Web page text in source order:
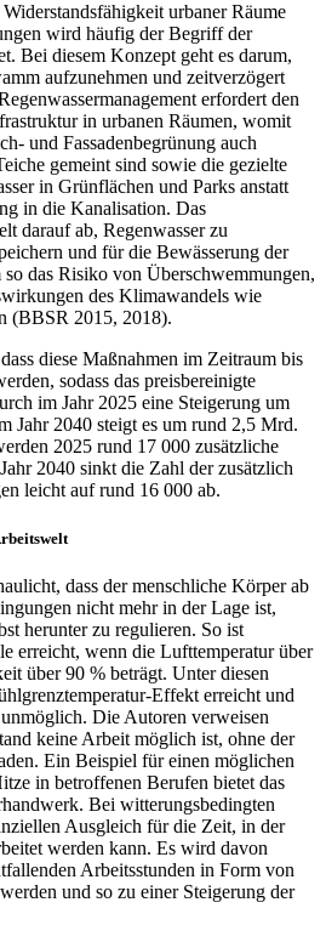
urbaner Räume
wird häufig der Begriff der
Bei diesem Konzept geht es darum,
aufzunehmen und zeitverzögert
erfordert den
in urba­nen Räumen, womit
und Fassadenbegrünung auch
gemeint sind sowie die gezielte
in Grünflächen und Parks anstatt
in die Kanalisation. Das
darauf ab, Regenwasser zu
und für die Bewässerung der
das Risiko von Überschwemmun­gen,
des Klimawandels wie
(BBSR 2015, 2018).
diese Maßnahmen im Zeitraum bis
sodass das preisbereinigte
im Jahr 2025 eine Steige­rung um
Jahr 2040 steigt es um rund 2,5 Mrd.
2025 rund 17 000 zusätzliche
2040 sinkt die Zahl der zusätzlich
leicht auf rund 16 000 ab.
dass der menschliche Körper ab
nicht mehr in der Lage ist,
herunter zu regulieren. So ist
erreicht, wenn die Lufttemperatur über
über 90 % beträgt. Unter diesen
Effekt erreicht und
Die Autoren verweisen
keine Arbeit möglich ist, ohne der
Ein Bei­spiel für einen möglichen
in betroffenen Berufen bietet das
Bei witterungsbedingten
Ausgleich für die Zeit, in der
werden kann. Es wird davon
Arbeitsstunden in Form von
und so zu einer Steigerung der